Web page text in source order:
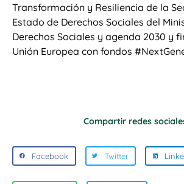
Transformación y Resiliencia de la
Estado de Derechos Sociales del
Derechos Sociales y agenda 2030 y
Unión Europea con fondos
Compartir redes
Facebook Twitter